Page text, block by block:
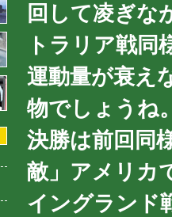
回して凌ぎな
トラリア戦
運動量が衰え
物でしょうね
決勝は前回同
敵」アメリカ
イングランド